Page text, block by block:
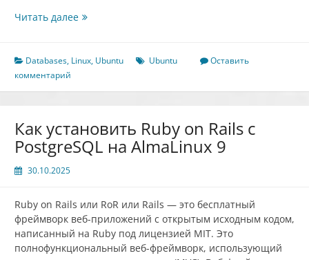
Читать далееКак
на
22.04
Databases, Linux, Ubuntu Ubuntu
Оставить
комментарий
Как установить Ruby on Rails с
PostgreSQL на AlmaLinux 9
30.10.2025
Ruby on Rails или RoR или Rails — это бесплатный
фреймворк веб-приложений с открытым исходным кодом,
написанный на Ruby под лицензией MIT. Это
полнофункциональный веб-фреймворк, использующий